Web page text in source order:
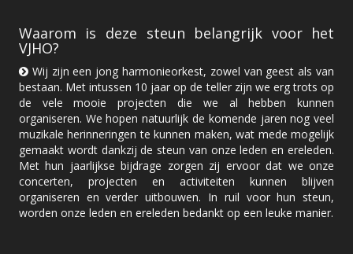
Waarom is deze steun belangrijk voor het
VJHO?
Wij zijn een jong harmonieorkest, zowel van geest als van
bestaan. Met intussen 10 jaar op de teller zijn we erg trots op
de vele mooie projecten die we al hebben kunnen
organiseren. We hopen natuurlijk de komende jaren nog veel
muzikale herinneringen te kunnen maken, wat mede mogelijk
gemaakt wordt dankzij de steun van onze leden en ereleden.
Met hun jaarlijkse bijdrage zorgen zij ervoor dat we onze
concerten, projecten en activiteiten kunnen blijven
organiseren en verder uitbouwen. In ruil voor hun steun,
worden onze leden en ereleden bedankt op een leuke manier.